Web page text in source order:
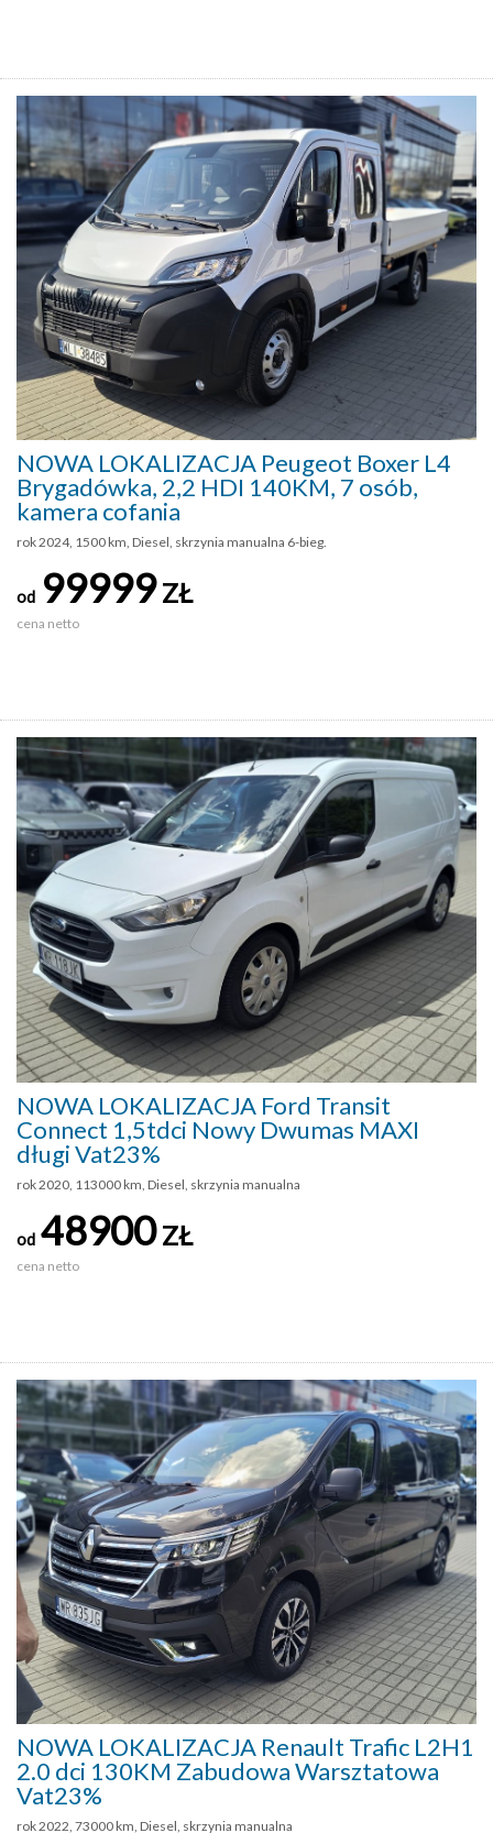
NOWA LOKALIZACJA Peugeot Boxer L4
Brygadówka, 2,2 HDI 140KM, 7 osób,
kamera cofania
rok 2024, 1500 km, Diesel, skrzynia manualna 6-bieg.
od 99999ZŁ
cena netto
NOWA LOKALIZACJA Ford Transit
Connect 1,5tdci Nowy Dwumas MAXI
długi Vat23%
rok 2020, 113000 km, Diesel, skrzynia manualna
od 48900ZŁ
cena netto
NOWA LOKALIZACJA Renault Trafic L2H1
2.0 dci 130KM Zabudowa Warsztatowa
Vat23%
rok 2022, 73000 km, Diesel, skrzynia manualna